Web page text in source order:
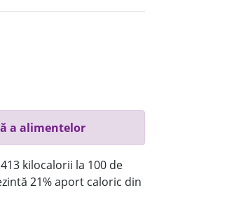
a alimentelor
kilocalorii la 100 de
21% aport caloric din